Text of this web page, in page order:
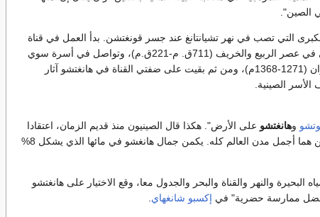
الصين".
التي تصب في نهر تشيانتانغ عند جسر قونغتشن. بدأ العمل في قناة
بكين – هانغتشو الكبرى في عصر الربيع والخريف (711ق. م-221ق.م)، وتواصل في أسرة سوي
(581-618م) وأسرة يوان (1271-1368م)، ومن ثم بقيت على ضفتي القناة في هانغتشو آثار
الصينية.
وهانغتشو على الأرض". هكذا قال الصينيون منذ قديم الزمان، اعتقادا
منهم بأن هاتين المدينتين هما أجمل مدن العالم كله. يكمن جمال هانغشو في مائها الذي يشكل 8%
البحيرة والنهر والقناة والبحر والجدول معا، وقع الاختيار على هانغتشو
ممارسة حضرية" في إكسبو شانغهاي